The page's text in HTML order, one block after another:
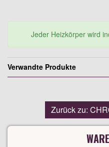
Jeder Heizkörper wird
Verwandte Produkte
Zurück zu: